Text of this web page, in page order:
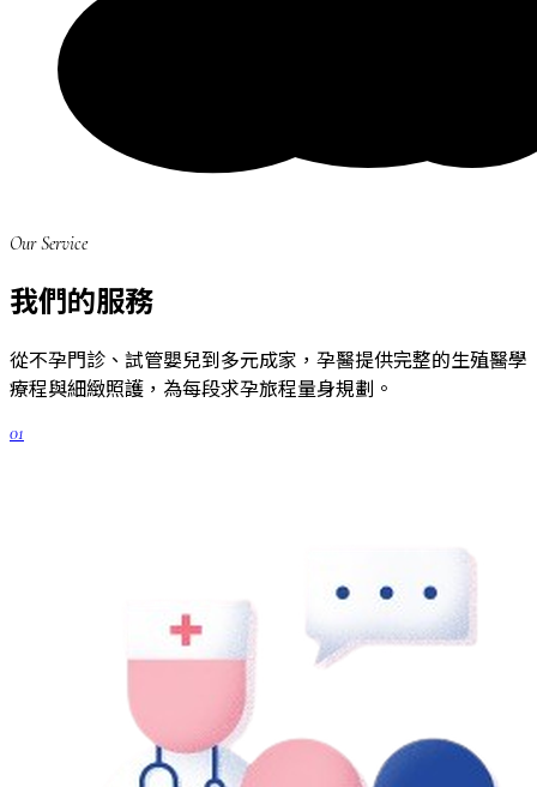
Our Service
我們的服務
從不孕門診、試管嬰兒到多元成家，孕醫提供完整的生殖醫學
療程與細緻照護，為每段求孕旅程量身規劃。
01